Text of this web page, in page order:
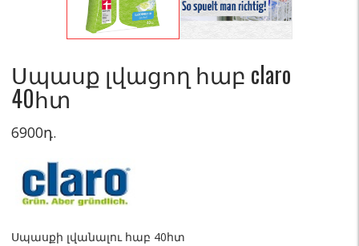
Սպասք լվացող հաբ claro
40հտ
6900դ.
Սպասքի լվանալու հաբ 40հտ